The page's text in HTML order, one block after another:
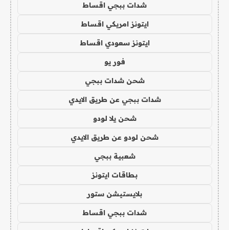
شدات ببجي اقساط
ايتونز امريكي اقساط
ايتونز سعودي اقساط
فور يو
شحن شدات ببجي
شدات ببجي عن طريق الايدي
شحن يلا لودو
شحن لودو عن طريق الايدي
شعبية ببجي
بطاقات ايتونز
بلايستيشن ستور
شدات ببجي اقساط